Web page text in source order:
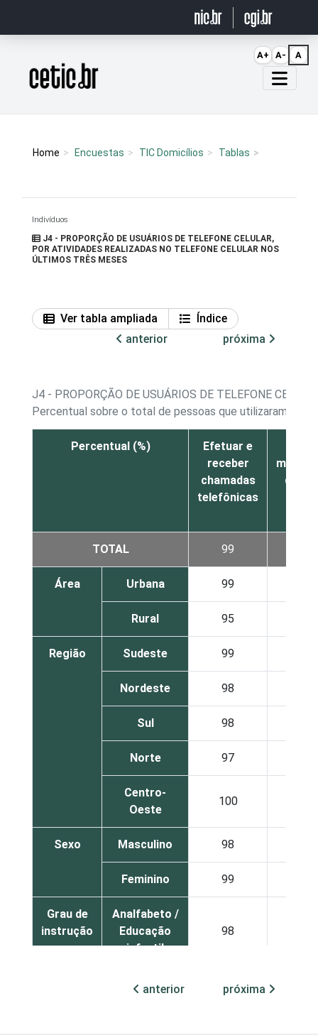
Página inicial
Home Encuestas TIC Domicílios Tablas
Indivíduos
J4 - PROPORÇÃO DE USUÁRIOS DE TELEFONE CELULAR,
POR ATIVIDADES REALIZADAS NO TELEFONE CELULAR NOS
ÚLTIMOS TRÊS MESES
Ver tabla ampliada
Índice
anterior
próxima
J4 - PROPORÇÃO DE USUÁRIOS DE TELEFONE
Percentual sobre o total de pessoas que utilizaram
Percentual (%)
Efetuar e
receber
chamadas
telefônicas
de
TOTAL 99
Área Urbana 99
Rural 95
Região Sudeste 99
Nordeste 98
Sul 98
Norte 97
Centro-
Oeste
100
Sexo Masculino 98
Feminino 99
Grau de
instrução
Analfabeto /
Educação
infantil
98
Fundamental
anterior próxima
A+ A- A